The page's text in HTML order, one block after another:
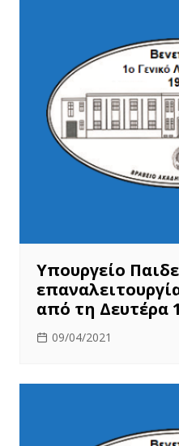
Υπουργείο
από τη Δευτέρα
09/04/2021